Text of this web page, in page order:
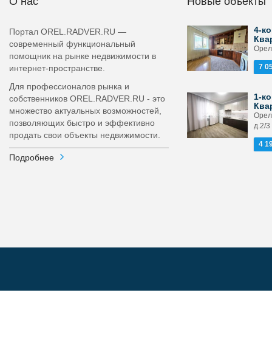
Портал OREL.RADVER.RU —
современный функциональный
помощник на рынке недвижимости в
интернет-пространстве.
Для профессионалов рынка и
собственников OREL.RADVER.RU - это
множество актуальных возможностей,
позволяющих быстро и эффективно
продать свои объекты недвижимости.
Подробнее
4-
7
1-
д.2/3
4